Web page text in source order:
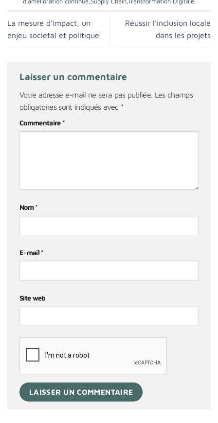
La mesure d’impact, un
enjeu sociétal et politique
Réussir l’inclusion locale
dans les projets
Laisser un commentaire
Votre adresse e-mail ne sera pas publiée. Les champs
obligatoires sont indiqués avec *
Commentaire *
Nom*
E-mail *
Site web